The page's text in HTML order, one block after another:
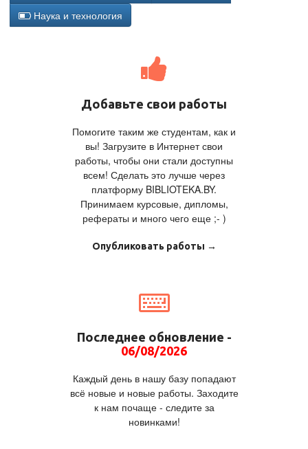
Наука и технология
Добавьте свои работы
Помогите таким же студентам, как и
вы! Загрузите в Интернет свои
работы, чтобы они стали доступны
всем! Сделать это лучше через
платформу BIBLIOTEKA.BY.
Принимаем курсовые, дипломы,
рефераты и много чего еще ;- )
Опубликовать работы →
Последнее обновление -
06/08/2026
Каждый день в нашу базу попадают
всё новые и новые работы. Заходите
к нам почаще - следите за
новинками!